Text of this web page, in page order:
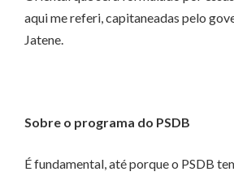
aqui me referi, capitaneadas pelo
Jatene.
Sobre o programa do PSDB
É fundamental, até porque o PSDB